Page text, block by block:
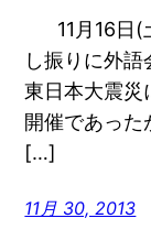
11月16日(
し振りに外語
東日本大震災
開催であっ
[…]
11月 30, 2013